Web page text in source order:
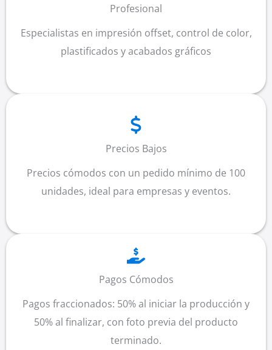
Profesional
Especialistas en impresión offset, control de color,
plastificados y acabados gráficos
Precios Bajos
Precios cómodos con un pedido mínimo de 100
unidades, ideal para empresas y eventos.
Pagos Cómodos
Pagos fraccionados: 50% al iniciar la producción y
50% al finalizar, con foto previa del producto
terminado.